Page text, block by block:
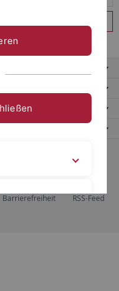
Tübingen
Barrierefreiheit RSS-Feed